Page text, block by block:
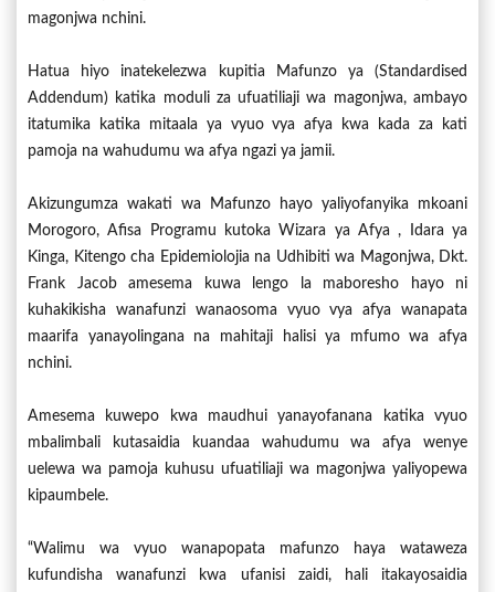
magonjwa nchini.
Hatua hiyo inatekelezwa kupitia Mafunzo ya (Standardised
Addendum) katika moduli za ufuatiliaji wa magonjwa, ambayo
itatumika katika mitaala ya vyuo vya afya kwa kada za kati
pamoja na wahudumu wa afya ngazi ya jamii.
Akizungumza wakati wa Mafunzo hayo yaliyofanyika mkoani
Morogoro, Afisa Programu kutoka Wizara ya Afya , Idara ya
Kinga, Kitengo cha Epidemiolojia na Udhibiti wa Magonjwa, Dkt.
Frank Jacob amesema kuwa lengo la maboresho hayo ni
kuhakikisha wanafunzi wanaosoma vyuo vya afya wanapata
maarifa yanayolingana na mahitaji halisi ya mfumo wa afya
nchini.
Amesema kuwepo kwa maudhui yanayofanana katika vyuo
mbalimbali kutasaidia kuandaa wahudumu wa afya wenye
uelewa wa pamoja kuhusu ufuatiliaji wa magonjwa yaliyopewa
kipaumbele.
“Walimu wa vyuo wanapopata mafunzo haya wataweza
kufundisha wanafunzi kwa ufanisi zaidi, hali itakayosaidia